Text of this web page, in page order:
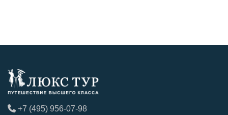
+7 (495) 956-07-98